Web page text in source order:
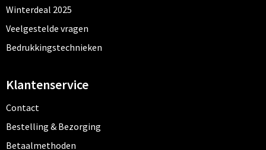
Winterdeal 2025
Veelgestelde vragen
Bedrukkingstechnieken
Klantenservice
Contact
Bestelling & Bezorging
Betaalmethoden